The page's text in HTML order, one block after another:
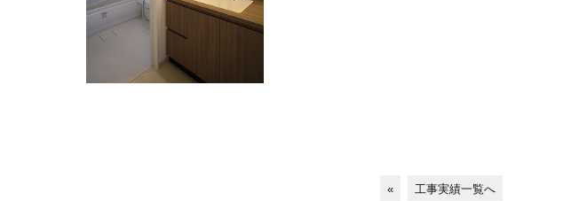
« 工事実績一覧へ